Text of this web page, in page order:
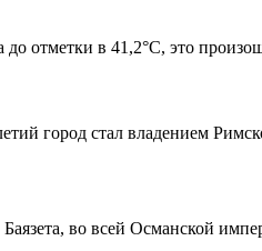
отметки в 41,2°C, это
город стал владением
во всей Османской